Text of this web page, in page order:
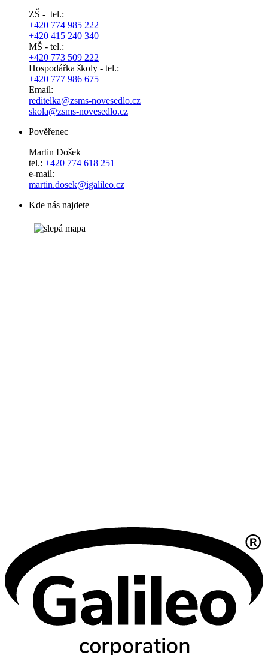
ZŠ - tel.:
+420 774 985 222
+420 415 240 340
MŠ - tel.:
+420 773 509 222
Hospodářka školy - tel.:
+420 777 986 675
Email:
reditelka@zsms-novesedlo.cz
skola@zsms-novesedlo.cz
Pověřenec
Martin Došek
tel.: +420 774 618 251
e-mail:
​​​​​​​martin.dosek@igalileo.cz
Kde nás najdete